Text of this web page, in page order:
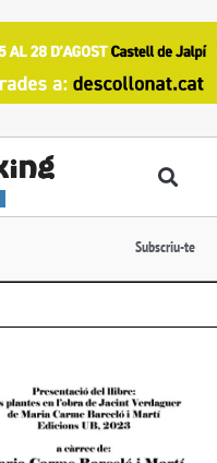
Subscriu-te